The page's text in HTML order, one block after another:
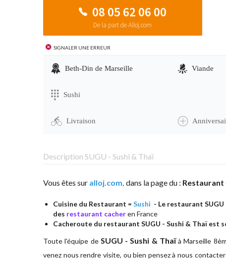
08 05 62 06 00
De la part de Alloj.com
Signaler une erreur
Beth-Din de Marseille Viande
Sushi
Livraison
Description SUGU - Sushi & Thaï
Vous êtes sur alloj.com, dans la page du : Restaurant
Cuisine du Restaurant = Sushi - Le restaurant
des restaurant cacheren France
Cacheroute du restaurant SUGU - Sushi & Thaï est
Toute l'équipe de SUGU - Sushi & Thaïà Marseille
venez nous rendre visite, ou bien pensez à nous